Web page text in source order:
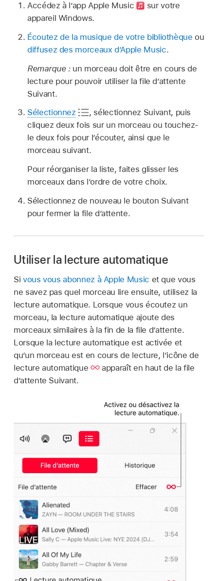
Accédez à l’app Apple Music
sur votre
appareil Windows.
Écoutez de la musique de votre bibliothèque ou
diffusez des morceaux dʼApple Music.
Remarque : un morceau doit être en cours de
lecture pour pouvoir utiliser la file d’attente
Suivant.
Sélectionnez
, sélectionnez Suivant, puis
cliquez deux fois sur un morceau ou touchez-
le deux fois pour lʼécouter, ainsi que le
morceau suivant.
Pour réorganiser la liste, faites glisser les
morceaux dans lʼordre de votre choix.
Sélectionnez de nouveau le bouton Suivant
pour fermer la file d’attente.
Utiliser la lecture automatique
Si vous vous abonnez à Apple Music et que vous
ne savez pas quel morceau lire ensuite, utilisez la
lecture automatique. Lorsque vous écoutez un
morceau, la lecture automatique ajoute des
morceaux similaires à la fin de la file d’attente.
Lorsque la lecture automatique est activée et
qu’un morceau est en cours de lecture, l’icône de
lecture automatique
apparaît en haut de la file
d’attente Suivant.